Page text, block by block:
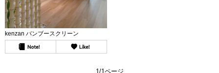
kenzan バンブースクリーン
1/1ページ